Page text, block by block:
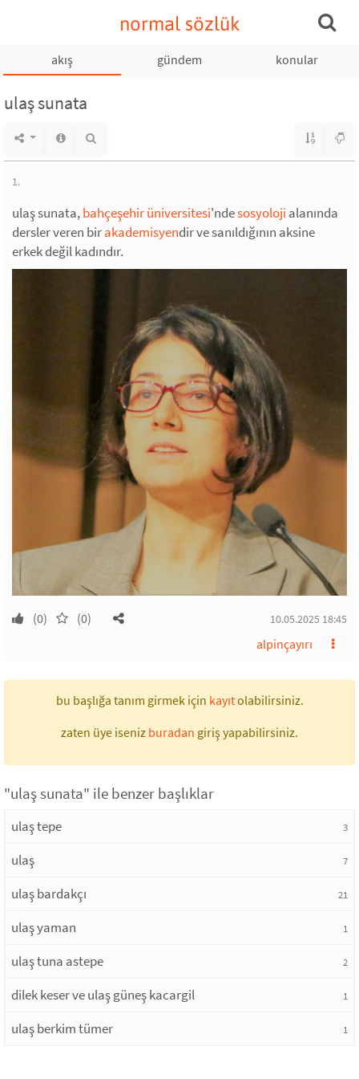
normal sözlük
akış gündem konular
ulaş sunata
1.
ulaş sunata,bahçeşehir üniversitesi'ndesosyoloji alanında
dersler veren birakademisyendir ve sanıldığının aksine
erkek değil kadındır.
(0) (0) 10.05.2025 18:45
alpinçayırı
bu başlığa tanım girmek için kayıtolabilirsiniz.
zaten üye iseniz buradan giriş yapabilirsiniz.
"ulaş sunata" ile benzer başlıklar
ulaş tepe 3
ulaş 7
ulaş bardakçı 21
ulaş yaman 1
ulaş tuna astepe 2
dilek keser ve ulaş güneş kacargil 1
ulaş berkim tümer 1